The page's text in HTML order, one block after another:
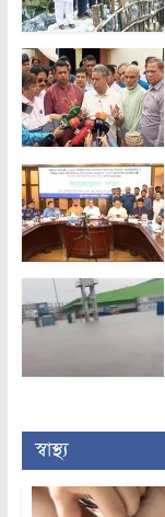
স্বাস্থ্য